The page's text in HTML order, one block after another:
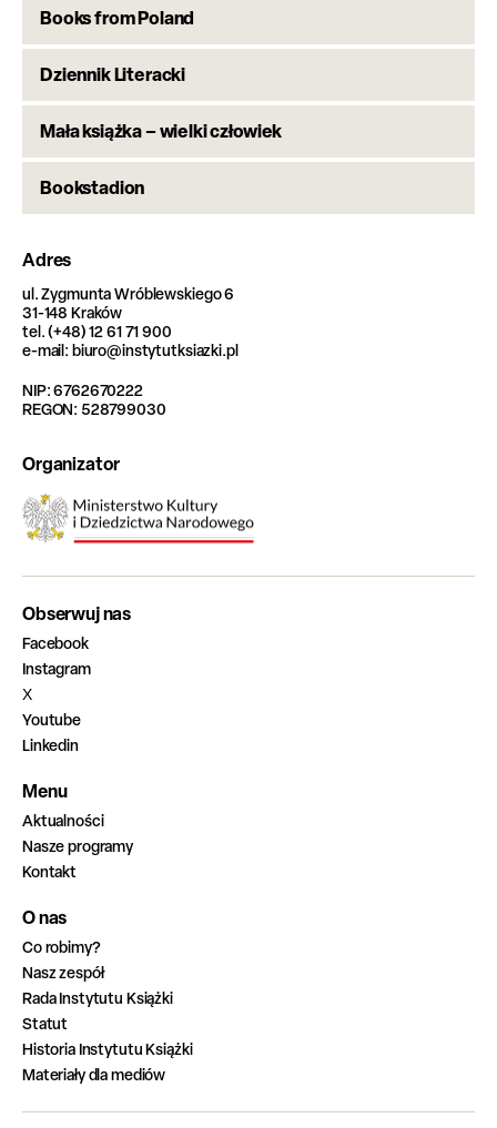
Books from Poland
Dziennik Literacki
Mała książka – wielki człowiek
Bookstadion
Adres
ul. Zygmunta Wróblewskiego 6
31-148 Kraków
tel. (+48) 12 61 71 900
e-mail: biuro@instytutksiazki.pl
NIP: 6762670222
REGON: 528799030
Organizator
Obserwuj nas
Facebook
Instagram
X
Youtube
Linkedin
Menu
Aktualności
Nasze programy
Kontakt
O nas
Co robimy?
Nasz zespół
Rada Instytutu Książki
Statut
Historia Instytutu Książki
Materiały dla mediów